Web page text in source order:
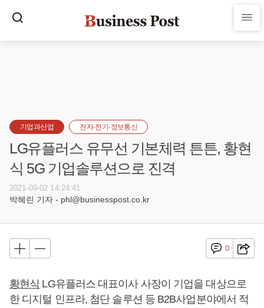
기업과산업 전자·전기·정보통신
LG유플러스 유무선 기본체력 튼튼, 황현
식 5G 기업솔루션으로 진격
2021-09-02 14:24:41
박혜린 기자 - phl@businesspost.co.kr
0
황현식 LG유플러스 대표이사 사장이 기업을 대상으로
한 디지털 인프라, 첨단 솔루션 등 B2B사업분야에서 적